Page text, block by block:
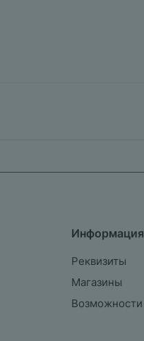
Информация
Реквизиты
Магазины
Возможности